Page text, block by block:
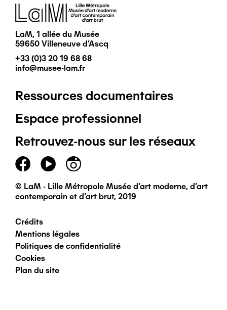
Image
LaM, 1 allée du Musée
59650 Villeneuve d'Ascq
+33 (0)3 20 19 68 68
info@musee-lam.fr
Pied
de
page
principal
Ressources documentaires
Espace professionnel
Retrouvez-nous sur les réseaux
© LaM - Lille Métropole Musée d'art moderne, d'art
contemporain et d'art brut, 2019
Pied
de
page
Crédits
Mentions légales
Politiques de confidentialité
Cookies
Plan du site